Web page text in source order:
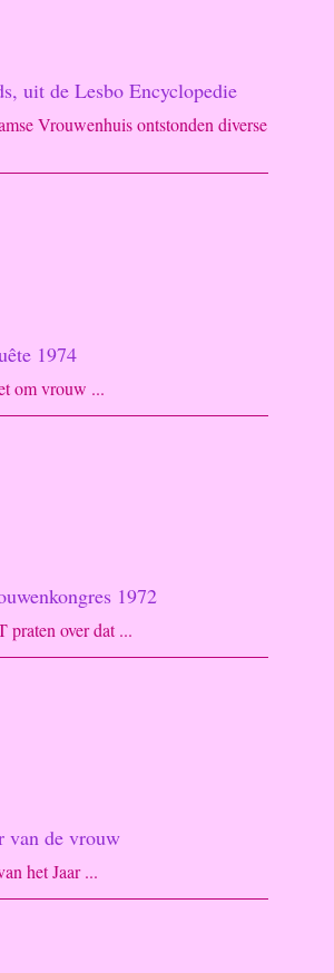
uit de Lesbo Encyclopedie
Vrouwenhuis ontstonden diverse
1974
om vrouw ...
1972
praten over dat ...
van de vrouw
het Jaar ...